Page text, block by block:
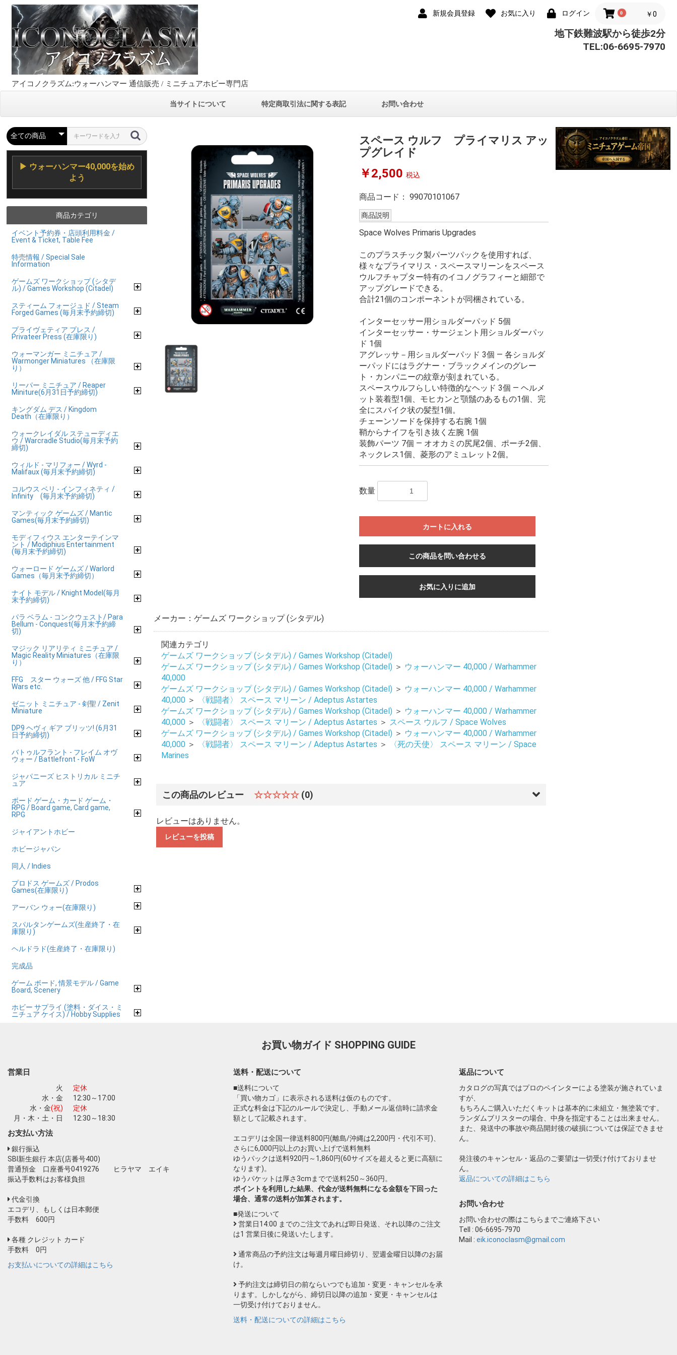
新規会員登録 お気に入り ログイン 0 ￥0
アイコノクラズム:ウォーハンマー 通信販売 / ミニチュアホビー専門店
地下鉄難波駅から徒歩2分
TEL:06-6695-7970
当サイトについて 特定商取引法に関する表記 お問い合わせ
▶ ウォーハンマー40,000を始め
よう
商品カテゴリ
イベント予約券・店頭利用料金 /
Event & Ticket, Table Fee
特売情報 / Special Sale
Information
ゲームズ ワークショップ (シタデ
ル) / Games Workshop (Citadel)
スティーム フォージュド / Steam
Forged Games (毎月末予約締切)
プライヴェティア プレス /
Privateer Press (在庫限り)
ウォーマンガー ミニチュア /
Warmonger Miniatures （在庫限
り）
リーパー ミニチュア / Reaper
Miniture(6月31日予約締切)
キングダム デス / Kingdom
Death（在庫限り）
ウォークレイダル ステューディエ
ウ / Warcradle Studio(毎月末予約
締切)
ウィルド - マリフォー / Wyrd -
Malifaux (毎月末予約締切)
コルウス ベリ - インフィネティ /
Infinity (毎月末予約締切)
マンティック ゲームズ / Mantic
Games(毎月末予約締切)
モディフィウス エンターテインマ
ント / Modiphius Entertainment
(毎月末予約締切)
ウォーロード ゲームズ / Warlord
Games（毎月末予約締切）
ナイト モデル / Knight Model(毎月
末予約締切)
パラ ベラム - コンクウェスト/ Para
Bellum - Conquest(毎月末予約締
切)
マジック リアリティ ミニチュア /
Magic Reality Miniatures（在庫限
り）
FFG スター ウォーズ 他 / FFG Star
Wars etc.
ゼニット ミニチュア - 剣聖 / Zenit
Miniature
DP9 ヘヴィ ギア ブリッツ! (6月31
日予約締切)
バトゥルフラント - フレイム オヴ
ウォー / Battlefront - FoW
ジャパニーズ ヒストリカル ミニチ
ュア
ボード ゲーム・カード ゲーム・
RPG / Board game, Card game,
RPG
ジャイアントホビー
ホビージャパン
同人 / Indies
プロドス ゲームズ / Prodos
Games(在庫限り)
アーバン ウォー(在庫限り)
スパルタンゲームズ(生産終了・在
庫限り)
ヘルドラド(生産終了・在庫限り)
完成品
ゲーム ボード, 情景モデル / Game
Board, Scenery
ホビー サプライ (塗料・ダイス・ミ
ニチュア ケイス) / Hobby Supplies
スペース ウルフ プライマリス アッ
プグレイド
￥2,500 税込
商品コード：99070101067
商品説明
Space Wolves Primaris Upgrades
このプラスチック製パーツパックを使用すれば、
様々なプライマリス・スペースマリーンをスペース
ウルフチャプター特有のイコノグラフィーと細部で
アップグレードできる。
合計21個のコンポーネントが同梱されている。
インターセッサー用ショルダーパッド 5個
インターセッサー・サージェント用ショルダーパッ
ド 1個
アグレッサ－用ショルダーパッド 3個 — 各ショルダ
ーパッドにはラグナー・ブラックメインのグレー
ト・カンパニーの紋章が刻まれている。
スペースウルフらしい特徴的なヘッド 3個 — ヘルメ
ット装着型1個、モヒカンと顎鬚のあるもの1個、完
全にスパイク状の髪型1個。
チェーンソードを保持する右腕 1個
鞘からナイフを引き抜く左腕 1個
装飾パーツ 7個 — オオカミの尻尾2個、ポーチ2個、
ネックレス1個、菱形のアミュレット2個。
数量
カートに入れる
この商品を問い合わせる
お買い物を続ける カートへ進む
お気に入りに追加
メーカー：ゲームズ ワークショップ (シタデル)
関連カテゴリ
ゲームズ ワークショップ (シタデル) / Games Workshop (Citadel)
ゲームズ ワークショップ (シタデル) / Games Workshop (Citadel) ＞ ウォーハンマー 40,000 / Warhammer
40,000
ゲームズ ワークショップ (シタデル) / Games Workshop (Citadel) ＞ ウォーハンマー 40,000 / Warhammer
40,000 ＞
〈戦闘者〉 スペース マリーン / Adeptus Astartes
ゲームズ ワークショップ (シタデル) / Games Workshop (Citadel) ＞ ウォーハンマー 40,000 / Warhammer
40,000 ＞ 〈戦闘者〉 スペース マリーン / Adeptus Astartes ＞ スペース ウルフ / Space Wolves
ゲームズ ワークショップ (シタデル) / Games Workshop (Citadel) ＞ ウォーハンマー 40,000 / Warhammer
40,000 ＞ 〈戦闘者〉 スペース マリーン / Adeptus Astartes ＞
〈死の天使〉 スペース マリーン / Space
Marines
この商品のレビュー ☆☆☆☆☆ (0)
レビューはありません。
レビューを投稿
お買い物ガイド SHOPPING GUIDE
営業日
火
定休
水・金
12:30～17:00
水・金(祝)
定休
月・木・土・日
12:30～18:30
お支払い方法
銀行振込
SBI新生銀行 本店(店番号400)
普通預金 口座番号0419276 ヒラヤマ エイキ
振込手数料はお客様負担
代金引換
エコデリ、もしくは日本郵便
手数料 600円
各種 クレジット カード
手数料 0円
お支払いについての詳細はこちら
送料・配送について
■送料について
「買い物カゴ」に表示される送料は仮のものです。
正式な料金は下記のルールで決定し、手動メール返信時に請求金
額として記載されます。
エコデリは全国一律送料800円(離島/沖縄は2,200円・代引不可)、
さらに6,000円以上のお買い上げで送料無料
ゆうパックは送料920円～1,860円(60サイズを超えると更に高額に
なります)。
ゆうパケットは厚さ3cmまでで送料250～360円。
ポイントを利用した結果、代金が送料無料になる金額を下回った
場合、通常の送料が加算されます。
■発送について
営業日14:00 までのご注文であれば即日発送、それ以降のご注文
は1 営業日後に発送いたします。
通常商品の予約注文は毎週月曜日締切り、翌週金曜日以降のお届
け。
予約注文は締切日の前ならいつでも追加・変更・キャンセルを承
ります。しかしながら、締切日以降の追加・変更・キャンセルは
一切受け付けておりません。
送料・配送についての詳細はこちら
返品について
カタログの写真ではプロのペインターによる塗装が施されていま
すが、
もちろんご購入いただくキットは基本的に未組立・無塗装です。
ランダムブリスターの場合、中身を指定することは出来ません。
また、発送中の事故や商品開封後の破損については保証できませ
ん。
発注後のキャンセル・返品のご要望は一切受け付けておりませ
ん。
返品についての詳細はこちら
お問い合わせ
お問い合わせの際はこちらまでご連絡下さい
Tell : 06-6695-7970
Mail : eik.iconoclasm@gmail.com